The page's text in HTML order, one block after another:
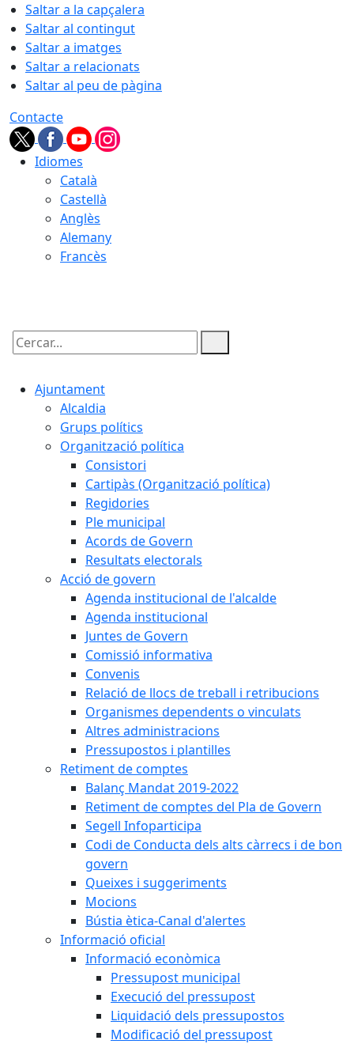
Saltar a la capçalera
Saltar al contingut
Saltar a imatges
Saltar a relacionats
Saltar al peu de pàgina
Contacte
Idiomes
Català
Castellà
Anglès
Alemany
Francès
Cercar:
Ajuntament
Alcaldia
Grups polítics
Organització política
Consistori
Cartipàs (Organització política)
Regidories
Ple municipal
Acords de Govern
Resultats electorals
Acció de govern
Agenda institucional de l'alcalde
Agenda institucional
Juntes de Govern
Comissió informativa
Convenis
Relació de llocs de treball i retribucions
Organismes dependents o vinculats
Altres administracions
Pressupostos i plantilles
Retiment de comptes
Balanç Mandat 2019-2022
Retiment de comptes del Pla de Govern
Segell Infoparticipa
Codi de Conducta dels alts càrrecs i de bon
govern
Queixes i suggeriments
Mocions
Bústia ètica-Canal d'alertes
Informació oficial
Informació econòmica
Pressupost municipal
Execució del pressupost
Liquidació dels pressupostos
Modificació del pressupost